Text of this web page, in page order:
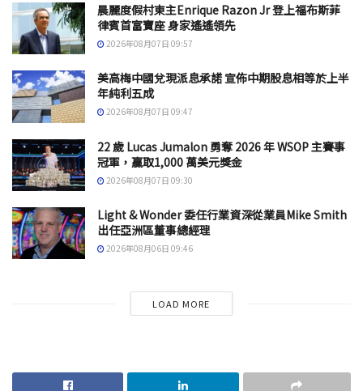
晨麗度假村東主Enrique Razon Jr 登上福布斯菲
律賓首富寶座 身家遙遙領先
2026年08月07日 09:57
美高梅中國兌現派息承諾 宣佈中期股息相等於上半
年純利五成
2026年08月07日 09:47
22 歲 Lucas Jumalon 勇奪 2026 年 WSOP 主賽事
冠軍，贏取1,000 萬美元獎金
2026年08月07日 09:30
Light & Wonder 委任行業資深從業員Mike Smith
出任亞洲區董事總經理
2026年08月06日 09:46
LOAD MORE